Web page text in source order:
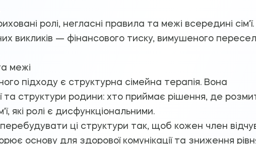
ролі, негласні правила та межі всередині
викликів — фінансового тиску, вимушеного
межі
підходу є структурна сімейна терапія. Вона
та структури родини: хто приймає рішення, де
які ролі є дисфункціональними.
ці структури так, щоб кожен член
основу для здорової комунікації та зниження